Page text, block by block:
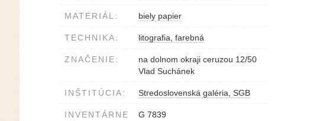
MATERIÁL: biely papier
TECHNIKA: litografia, farebná
ZNAČENIE:
na dolnom okraji ceruzou 12/50
Vlad Suchánek
INŠTITÚCIA: Stredoslovenská galéria, SGB
INVENTÁRNE
G 7839